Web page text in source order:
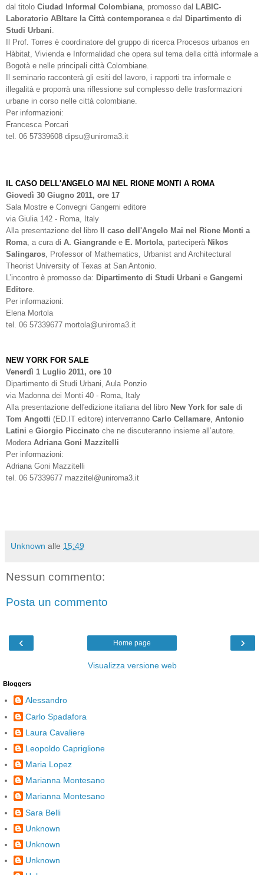
dal titolo Ciudad Informal Colombiana , promosso dal
LABIC-
Laboratorio ABItare la Città contemporanea e dal Dipartimento di
Studi Urbani
Il Prof. Torres è coordinatore del gruppo di ricerca Procesos urbanos en
Hàbitat, Vivienda e Informalidad che opera sul tema della città informale a
Bogotà e nelle principali città Colombiane.
Il seminario racconterà gli esiti del lavoro, i rapporti tra informale e
illegalità e proporrà una riflessione sul complesso delle trasformazioni
urbane in corso nelle città colombiane.
Per informazioni:
Francesca Porcari
tel. 06 57339608 dipsu@uniroma3.it
IL CASO DELL'ANGELO MAI NEL RIONE MONTI A ROMA
Giovedì 30 Giugno 2011, ore 17
Sala Mostre e Convegni Gangemi editore
via Giulia 142 - Roma, Italy
Alla presentazione del libro
Il caso dell'Angelo Mai nel Rione Monti a
Roma , a cura di A. Giangrande e E. Mortola , parteciperà Nikos
Salingaros , Professor of Mathematics, Urbanist and Architectural
Theorist University of Texas at San Antonio.
L’incontro è promosso da: Dipartimento di Studi Urbani e Gangemi
Editore
Per informazioni:
Elena Mortola
tel. 06 57339677 mortola@uniroma3.it
NEW YORK FOR SALE
Venerdì 1 Luglio 2011, ore 10
Dipartimento di Studi Urbani, Aula Ponzio
via Madonna dei Monti 40 - Roma, Italy
Alla presentazione dell'edizione italiana del libro New York for sale di
Tom Angotti (ED.IT editore) interverranno Carlo Cellamare Antonio
Latini e Giorgio Piccinato che ne discuteranno insieme all’autore.
Modera Adriana Goni Mazzitelli
Per informazioni:
Adriana Goni Mazzitelli
tel. 06 57339677 mazzitel@uniroma3.it
Unknown alle 15:49
Nessun commento:
Posta un commento
‹ ›
Home page
Visualizza versione web
Bloggers
Alessandro
Carlo Spadafora
Laura Cavaliere
Leopoldo Capriglione
Maria Lopez
Marianna Montesano
Marianna Montesano
Sara Belli
Unknown
Unknown
Unknown